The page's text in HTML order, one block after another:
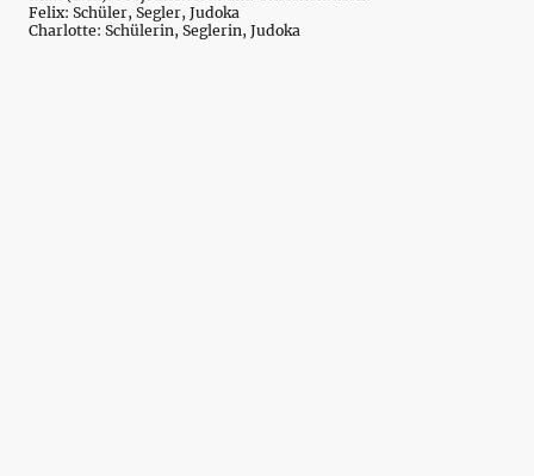
Felix: Schüler, Segler, Judoka
Charlotte: Schülerin, Seglerin, Judoka